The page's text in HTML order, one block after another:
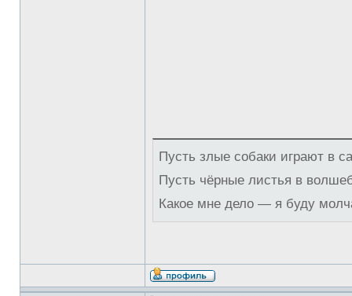
Пусть злые собаки играют в
Пусть чёрные листья в
Какое мне дело — я буду